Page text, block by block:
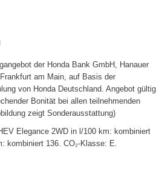
der Honda Bank GmbH, Hanauer
am Main, auf Basis der
von Honda Deutschland. Angebot gültig
Bonität bei allen teilnehmenden
zeigt Sonderausstattung)
Elegance 2WD in l/100 km: kombiniert
kombiniert 136. CO₂-Klasse: E.